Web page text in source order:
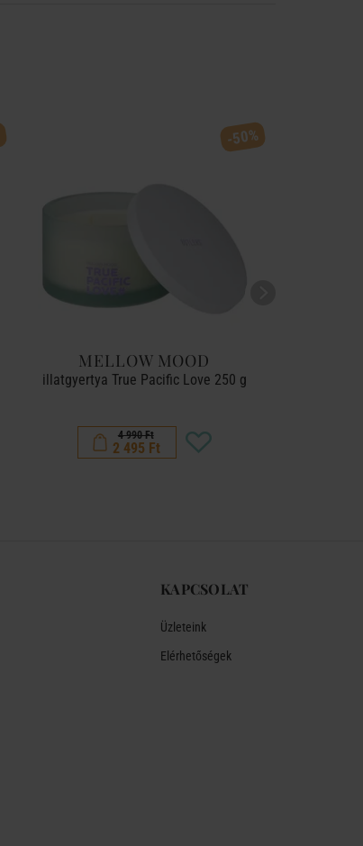
-50%
MELLOW MOOD
illatgyertya True Pacific Love 250 g
4 990 Ft
2 495 Ft
KAPCSOLAT
Üzleteink
Elérhetőségek